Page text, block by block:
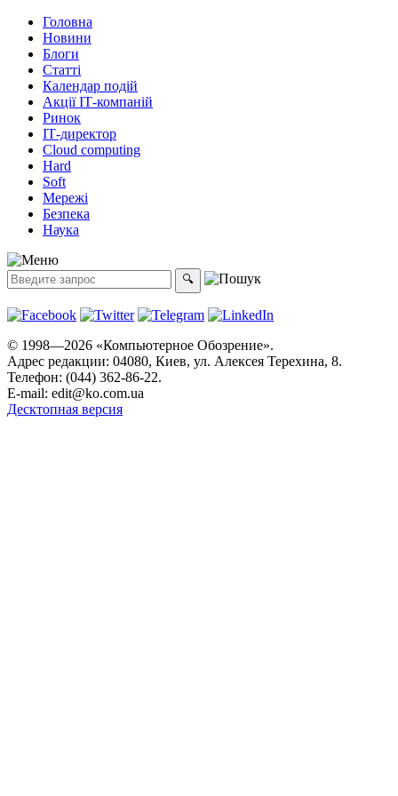
Головна
Новини
Блоги
Статті
Календар подій
Акції ІТ-компаній
Ринок
ІТ-директор
Cloud computing
Hard
Soft
Мережі
Безпека
Наука
© 1998—2026 «Компьютерное Обозрение».
Адрес редакции: 04080, Киев, ул. Алексея Терехина, 8.
Телефон: (044) 362-86-22.
E-mail: edit@ko.com.ua
Десктопная версия